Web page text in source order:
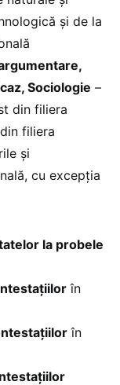
și de la
Sociologie –
din filiera
filiera
și
cu excepția
la probele
în
în